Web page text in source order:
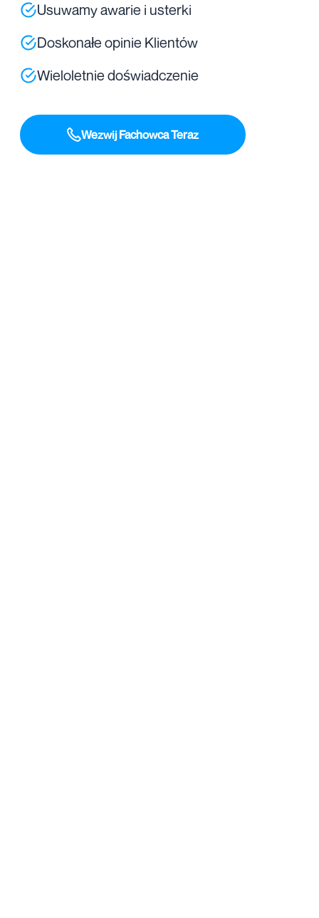
Usuwamy awarie i usterki
Doskonałe opinie Klientów
Wieloletnie doświadczenie
Wezwij Fachowca Teraz